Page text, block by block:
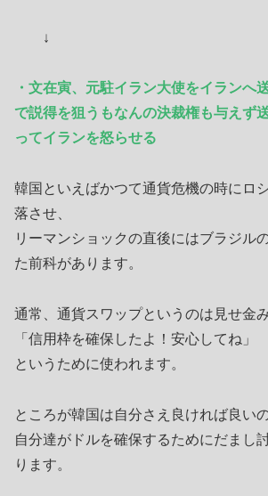
↓
・文在寅、元駐イラン大使をイランへ
で説得を狙うもなんの決裁権も与え ず
ってイランを怒らせる
韓国といえばかつて通貨危機の時にロ
落させ、
リーマンショックの直後にはブラジル
た前科があります。
通常、通貨スワップというのは見せ金
「信用枠を確保したよ！安心してね」
というために使われます。
ところが韓国は自分さえ良ければ良い
自分達がドルを確保するためにだまし
ります。